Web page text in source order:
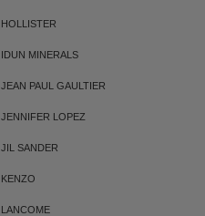
HOLLISTER
IDUN MINERALS
JEAN PAUL GAULTIER
JENNIFER LOPEZ
JIL SANDER
KENZO
LANCOME